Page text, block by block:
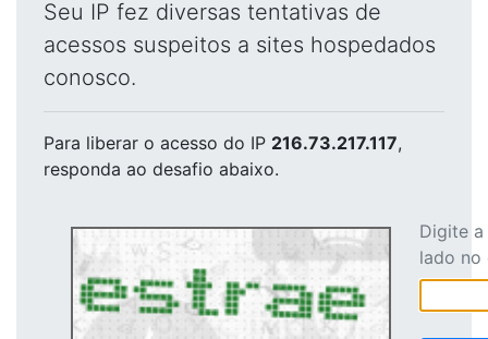
Seu IP fez diversas tentativas de
acessos suspeitos a sites hospedados
conosco.
Para liberar o acesso do IP 216.73.217.117,
responda ao desafio abaixo.
Digite
lado no